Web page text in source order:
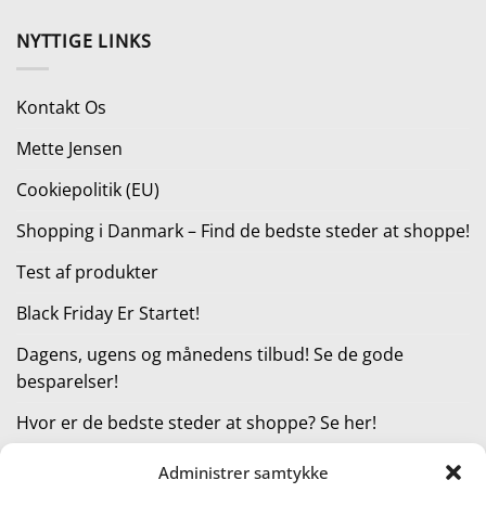
Administrer samtykke
NYTTIGE LINKS
Kontakt Os
Mette Jensen
Cookiepolitik (EU)
Shopping i Danmark – Find de bedste steder at shoppe!
Test af produkter
Black Friday Er Startet!
Dagens, ugens og månedens tilbud! Se de gode
besparelser!
Hvor er de bedste steder at shoppe? Se her!